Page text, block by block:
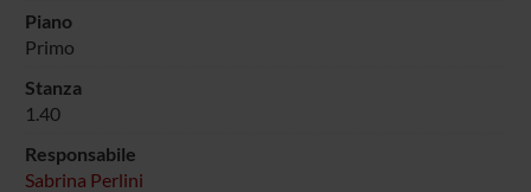
Piano
Primo
Stanza
1.40
Responsabile
Sabrina Perlini